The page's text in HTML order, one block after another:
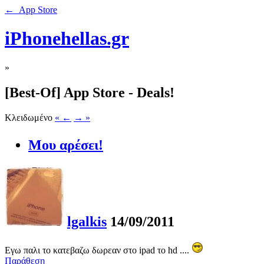
← App Store
iPhonehellas.gr
»
[Best-Of] App Store - Deals!
Κλειδωμένο « ← → »
Μου αρέσει!
lgalkis 14/09/2011
Εγω παλι το κατεβαζω δωρεαν στο ipad το hd ....
Παράθεση